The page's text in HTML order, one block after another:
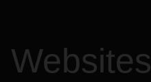
Websites